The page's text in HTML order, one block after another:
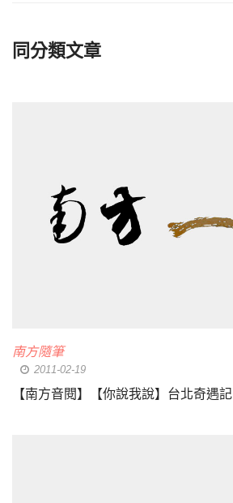
同分類文章
南方隨筆
2011-02-19
【南方音閱】【你說我說】台北奇遇記